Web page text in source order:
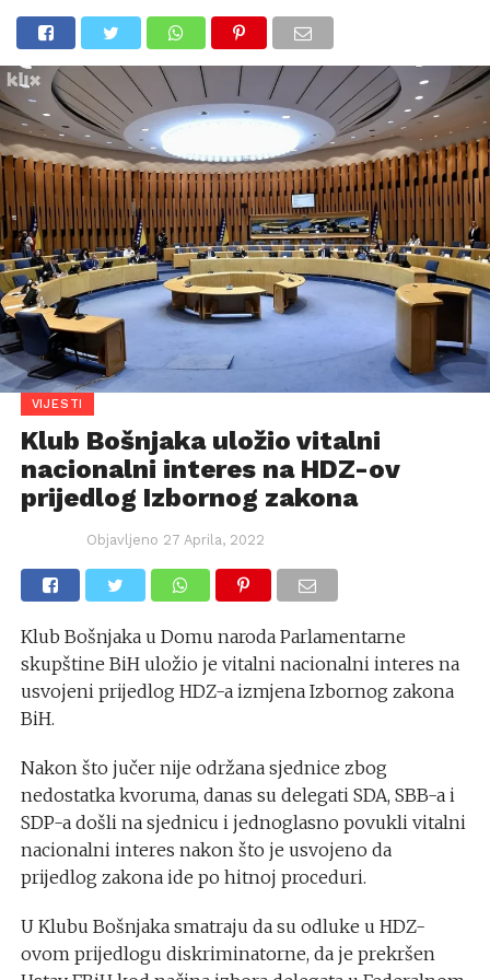
VIJESTI
Klub Bošnjaka uložio vitalni
nacionalni interes na HDZ-ov
prijedlog Izbornog zakona
Objavljeno 27 Aprila, 2022
Klub Bošnjaka u Domu naroda Parlamentarne
skupštine BiH uložio je vitalni nacionalni interes na
usvojeni prijedlog HDZ-a izmjena Izbornog zakona
BiH.
Nakon što jučer nije održana sjednice zbog
nedostatka kvoruma, danas su delegati SDA, SBB-a i
SDP-a došli na sjednicu i jednoglasno povukli vitalni
nacionalni interes nakon što je usvojeno da
prijedlog zakona ide po hitnoj proceduri.
U Klubu Bošnjaka smatraju da su odluke u HDZ-
ovom prijedlogu diskriminatorne, da je prekršen